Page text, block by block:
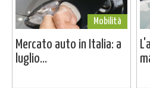
Mobilità
Mercato auto in Italia: a
luglio...